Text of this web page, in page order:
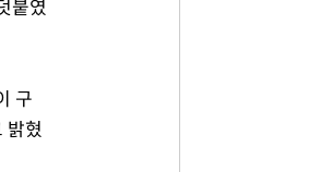
붙였
구
밝혔